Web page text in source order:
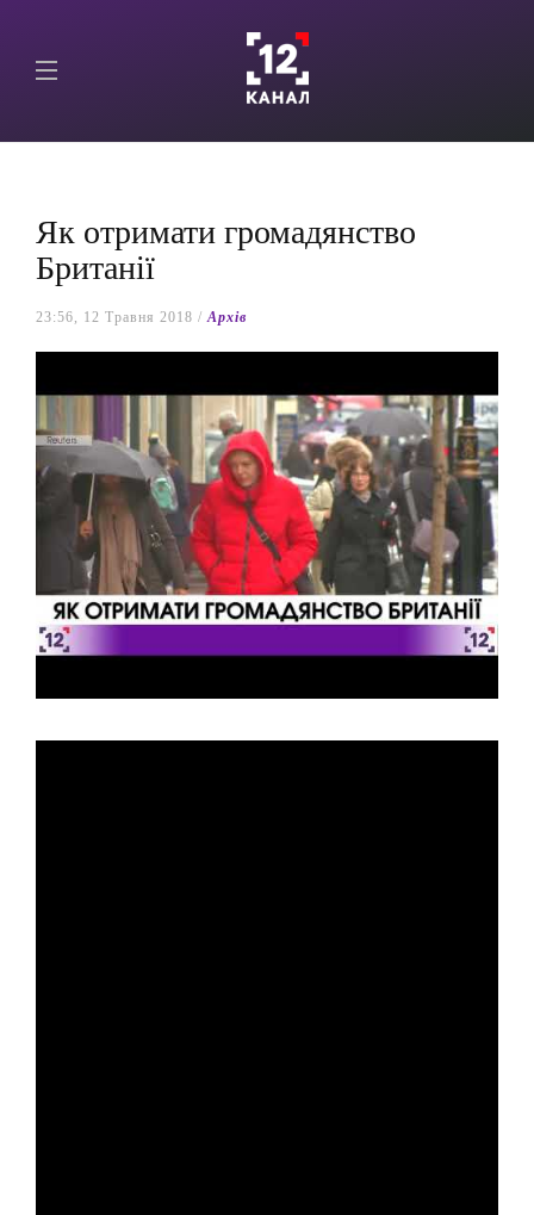
Як отримати громадянство
Британії
23:56, 12 Травня 2018 /Архів